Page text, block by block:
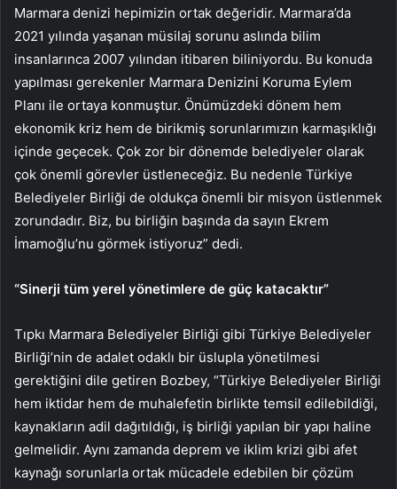
Marmara denizi hepimizin ortak değeridir. Marmara’da
2021 yılında yaşanan müsilaj sorunu aslında bilim
insanlarınca 2007 yılından itibaren biliniyordu. Bu konuda
yapılması gerekenler Marmara Denizini Koruma Eylem
Planı ile ortaya konmuştur. Önümüzdeki dönem hem
ekonomik kriz hem de birikmiş sorunlarımızın karmaşıklığı
içinde geçecek. Çok zor bir dönemde belediyeler olarak
çok önemli görevler üstleneceğiz. Bu nedenle Türkiye
Belediyeler Birliği de oldukça önemli bir misyon üstlenmek
zorundadır. Biz, bu birliğin başında da sayın Ekrem
İmamoğlu’nu görmek istiyoruz” dedi.
“Sinerji tüm yerel yönetimlere de güç katacaktır”
Tıpkı Marmara Belediyeler Birliği gibi Türkiye Belediyeler
Birliği’nin de adalet odaklı bir üslupla yönetilmesi
gerektiğini dile getiren Bozbey, “Türkiye Belediyeler Birliği
hem iktidar hem de muhalefetin birlikte temsil edilebildiği,
kaynakların adil dağıtıldığı, iş birliği yapılan bir yapı haline
gelmelidir. Aynı zamanda deprem ve iklim krizi gibi afet
kaynağı sorunlarla ortak mücadele edebilen bir çözüm